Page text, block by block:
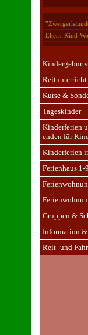
Eltern-Kind-
Kurse &
Tageskinder
Kinderferien
enden für
Kinderferien
Ferienhaus 1-
Gruppen &
Information &
Reit- und